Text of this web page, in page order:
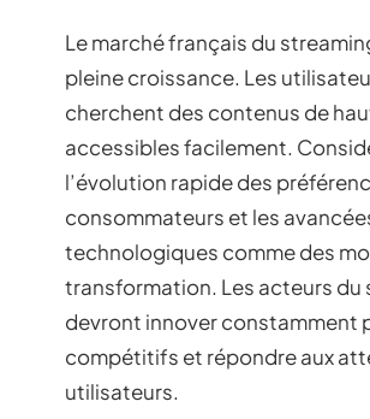
Le marché français du
pleine croissance. Les
cherchent des contenus de
accessibles facilement.
l’évolution rapide des
consommateurs et les
technologiques comme des
transformation. Les acteurs du
devront innover constamment
compétitifs et répondre aux
utilisateurs.